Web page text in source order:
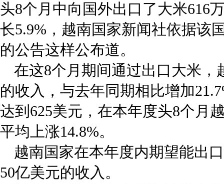
头8个月中向国外出口了大米616
长5.9%，越南国家新闻社依据该
的公告这样公布道。
在这8个月期间通过出口大米，
的收入，与去年同期相比增加
达到625美元，在本年度头8个月
平均上涨14.8%。
越南国家在本年度内期望能出
50亿美元的收入。